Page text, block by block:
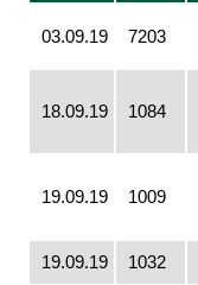
03.09.19 7203
18.09.19 1084
19.09.19 1009
19.09.19 1032